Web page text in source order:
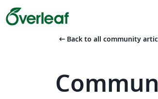
arrow_left_alt Back to all community